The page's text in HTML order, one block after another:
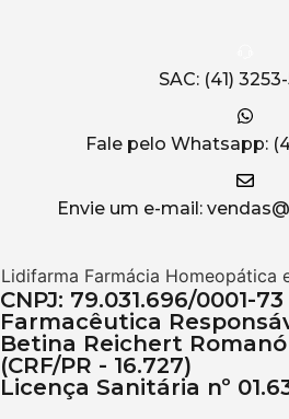
SAC: (41)
Fale pelo Whatsapp:
Envie um e-mail:
Lidifarma Farmácia Homeopática
CNPJ: 79.031.696/0001-73
Farmacêutica
Betina Reichert Romanó
(CRF/PR - 16.727)
Licença Sanitária nº